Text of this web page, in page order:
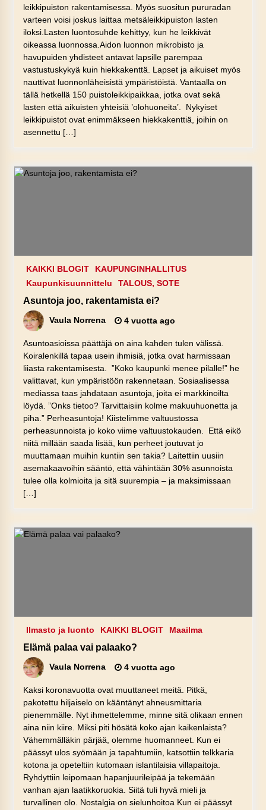
leikkipuiston rakentamisessa. Myös suositun pururadan
varteen voisi joskus laittaa metsäleikkipuiston lasten
iloksi.Lasten luontosuhde kehittyy, kun he leikkivät
oikeassa luonnossa.Aidon luonnon mikrobisto ja
havupuiden yhdisteet antavat lapsille parempaa
vastustuskykyä kuin hiekkakenttä. Lapset ja aikuiset myös
nauttivat luonnonläheisistä ympäristöistä. Vantaalla on
tällä hetkellä 150 puistoleikkipaikkaa, jotka ovat sekä
lasten että aikuisten yhteisiä ’olohuoneita’. Nykyiset
leikkipuistot ovat enimmäkseen hiekkakenttiä, joihin on
asennettu […]
KAIKKI BLOGIT
KAUPUNGINHALLITUS
Kaupunkisuunnittelu
TALOUS, SOTE
Asuntoja joo, rakentamista ei?
Vaula Norrena 4 vuotta ago
Asuntoasioissa päättäjä on aina kahden tulen välissä.
Koiralenkillä tapaa usein ihmisiä, jotka ovat harmissaan
liiasta rakentamisesta. ”Koko kaupunki menee pilalle!” he
valittavat, kun ympäristöön rakennetaan. Sosiaalisessa
mediassa taas jahdataan asuntoja, joita ei markkinoilta
löydä. ”Onks tietoo? Tarvittaisiin kolme makuuhuonetta ja
piha.” Perheasuntoja! Kiistelimme valtuustossa
perheasunnoista jo koko viime valtuustokauden. Että eikö
niitä millään saada lisää, kun perheet joutuvat jo
muuttamaan muihin kuntiin sen takia? Laitettiin uusiin
asemakaavoihin sääntö, että vähintään 30% asunnoista
tulee olla kolmioita ja sitä suurempia – ja maksimissaan
[…]
Ilmasto ja luonto KAIKKI BLOGIT Maailma
Elämä palaa vai palaako?
Vaula Norrena 4 vuotta ago
Kaksi koronavuotta ovat muuttaneet meitä. Pitkä,
pakotettu hiljaiselo on kääntänyt ahneusmittaria
pienemmälle. Nyt ihmettelemme, minne sitä olikaan ennen
aina niin kiire. Miksi piti hösätä koko ajan kaikenlaista?
Vähemmälläkin pärjää, olemme huomanneet. Kun ei
päässyt ulos syömään ja tapahtumiin, katsottiin telkkaria
kotona ja opeteltiin kutomaan islantilaisia villapaitoja.
Ryhdyttiin leipomaan hapanjuurileipää ja tekemään
vanhan ajan laatikkoruokia. Siitä tuli hyvä mieli ja
turvallinen olo. Nostalgia on sielunhoitoa Kun ei päässyt